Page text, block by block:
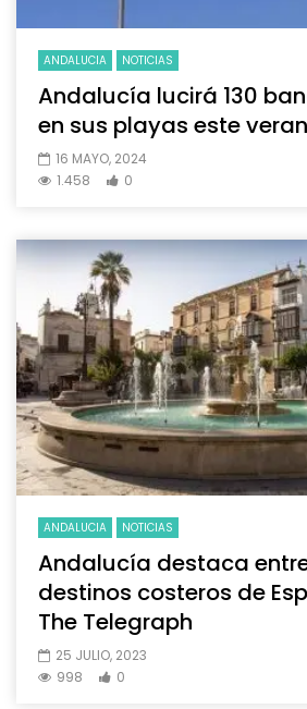
ANDALUCIA NOTICIAS
Andalucía lucirá 130
en sus playas este
16 MAYO, 2024
1.458
0
ANDALUCIA NOTICIAS
Andalucía destaca
destinos costeros de
The Telegraph
25 JULIO, 2023
998
0